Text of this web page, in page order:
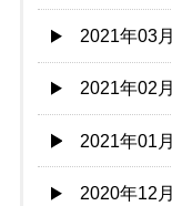
2021年03月
2021年02月
2021年01月
2020年12月